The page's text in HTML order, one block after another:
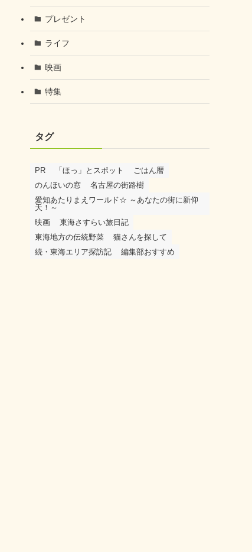
プレゼント
ライフ
映画
特集
タグ
PR 「ほっ」とスポット
ごはん暦
のんほいの窓
名古屋の街路樹
愛知あたりまえワールド☆ ～あなたの街に新仰
天！～
映画
東海さすらい旅日記
東海地方の伝統野菜
猫さんを探して
続・東海エリア探訪記
編集部おすすめ